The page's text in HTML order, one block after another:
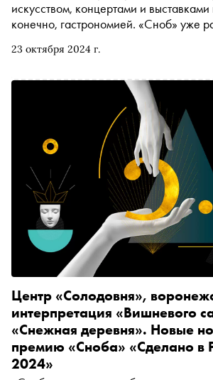
23 октября 2024 г.
искусством, концертами и
конечно, гастрономией. «Сноб» уже рассказывал о
Москвы, а также делал гид по заведениям для завтрака,
том, где искать региональный колорит
Центр «Солодовня»,
интерпретация «Вишневого
«Снежная деревня». Новые
премию «Сноба» «Сделано в
2024»